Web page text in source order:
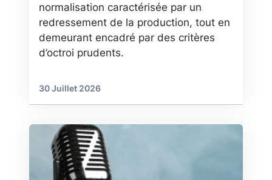
normalisation caractérisée par un
redressement de la production, tout en
demeurant encadré par des critères
d’octroi prudents.
30 Juillet 2026
Image